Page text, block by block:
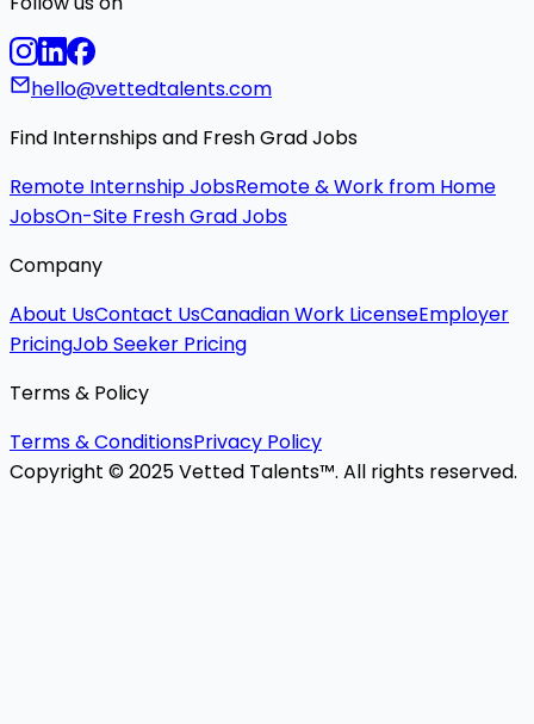
hello@vettedtalents.com
Find Internships and Fresh Grad Jobs
Remote Internship JobsRemote & Work from Home
JobsOn-Site Fresh Grad Jobs
Company
About UsContact UsCanadian Work LicenseEmployer
PricingJob Seeker Pricing
Terms & Policy
Terms & ConditionsPrivacy Policy
Copyright © 2025 Vetted Talents™. All rights reserved.